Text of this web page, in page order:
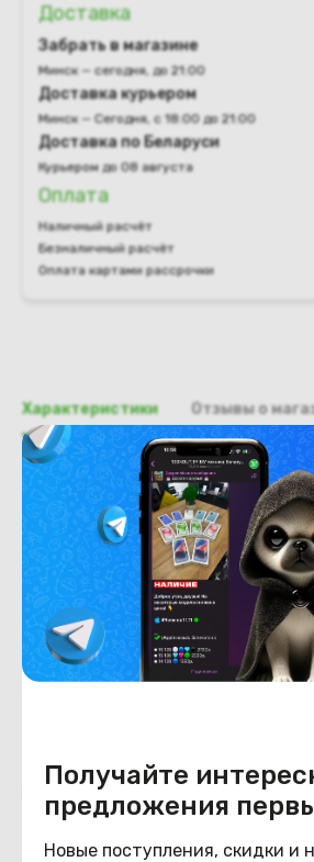
Получайте
предложения
Новые поступления, скидки и
Доставка
Забрать в магазине
Минск — сегодня, до 21:00
Доставка курьером
Минск — Сегодня, с 18:00 до 21:00
Доставка по Беларуси
Курьером до 08 августа
Оплата
Наличный расчёт
Безналичный расчёт
Оплата картами рассрочки
Характеристики Отзывы о
Общая информация
Производитель
Asus
Тип товара
Петли
Состояние
Состояние
Похожие товары